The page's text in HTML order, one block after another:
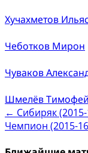
Хучахметов Ильяс
Чеботков Мирон
Чуваков
Шмелёв Тимофей
Post
navigation
← Сибиряк
Чемпион (2015-